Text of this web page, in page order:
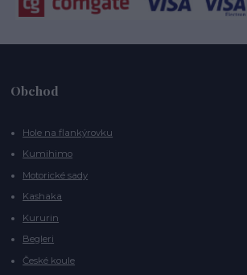
Obchod
Hole na flankýrovku
Kumihimo
Motorické sady
Kashaka
Kururin
Begleri
České koule